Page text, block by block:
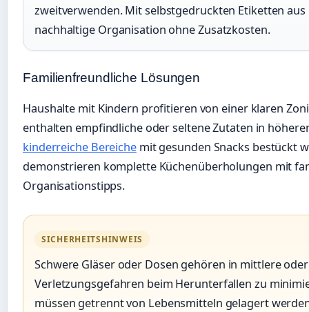
zweitverwenden. Mit selbstgedruckten Etiketten
nachhaltige Organisation ohne Zusatzkosten.
Familienfreundliche Lösungen
Haushalte mit Kindern profitieren von einer klaren
enthalten empfindliche oder seltene Zutaten in
kinderreiche Bereichemit gesunden Snacks bestückt
demonstrieren komplette Küchenüberholungen mit
Organisationstipps.
SICHERHEITSHINWEIS
Schwere Gläser oder Dosen gehören in mittlere
Verletzungsgefahren beim Herunterfallen zu
müssen getrennt von Lebensmitteln gelagert